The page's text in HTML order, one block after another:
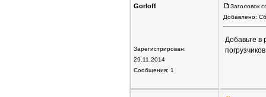
Gorloff
Зарегистрирован:
29.11.2014
Сообщения: 1
Заголовок
Добавлено:
Добавьте в